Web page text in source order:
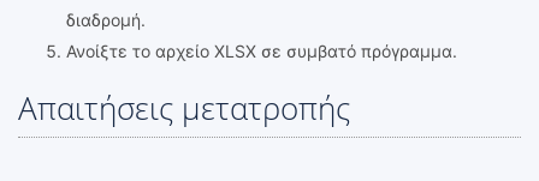
διαδρομή.
Ανοίξτε το αρχείο XLSX σε συμβατό πρόγραμμα.
Απαιτήσεις μετατροπής